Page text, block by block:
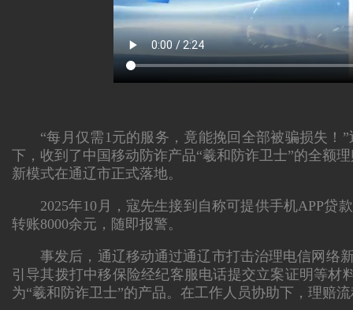
“每月仅需1元的服务，竟能挽回全部被骗损失！
下，收到了中国移动防诈产品“羲和防诈卫士”的全额
新模式在通辽市正式落地。
2025年10月，寇先生接到自称可提供手机APP贷
转账8000余元，随即报警。
事发后，通辽移动通过通辽市打击治理电信网络
引导其拨打中移保险经纪客服电话提交立案证明等
为“羲和防诈卫士”的产品。在工作人员协助下，理赔